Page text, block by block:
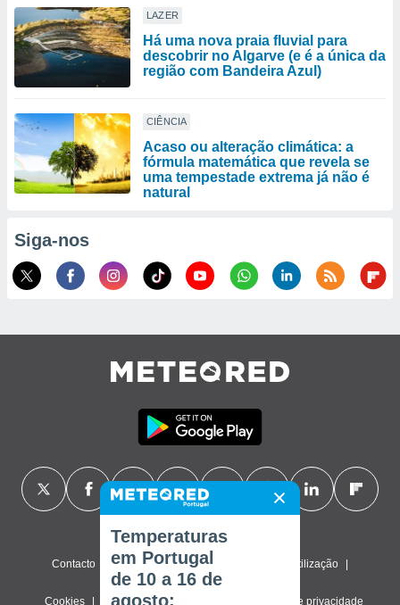
LAZER
Há uma nova praia fluvial para
descobrir no Algarve (e é a única da
região com Bandeira Azul)
CIÊNCIA
Acaso ou alteração climática: a
fórmula matemática que revela se
uma tempestade extrema já não é
natural
Siga-nos
Contacto Sobre nós FAQ Termos de utilização
Cookies Política de privacidade Definições de privacidade
Temperaturas
em Portugal
de 10 a 16 de
agosto: